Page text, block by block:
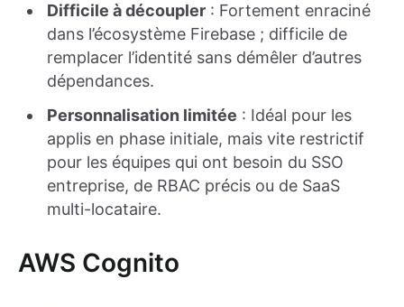
Difficile à découpler : Fortement enraciné
dans l’écosystème Firebase ; difficile de
remplacer l’identité sans démêler d’autres
dépendances.
Personnalisation limitée : Idéal pour les
applis en phase initiale, mais vite restrictif
pour les équipes qui ont besoin du SSO
entreprise, de RBAC précis ou de SaaS
multi-locataire.
AWS Cognito